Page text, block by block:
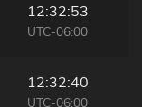
12:32:53
UTC-06:00
12:32:40
UTC-06:00